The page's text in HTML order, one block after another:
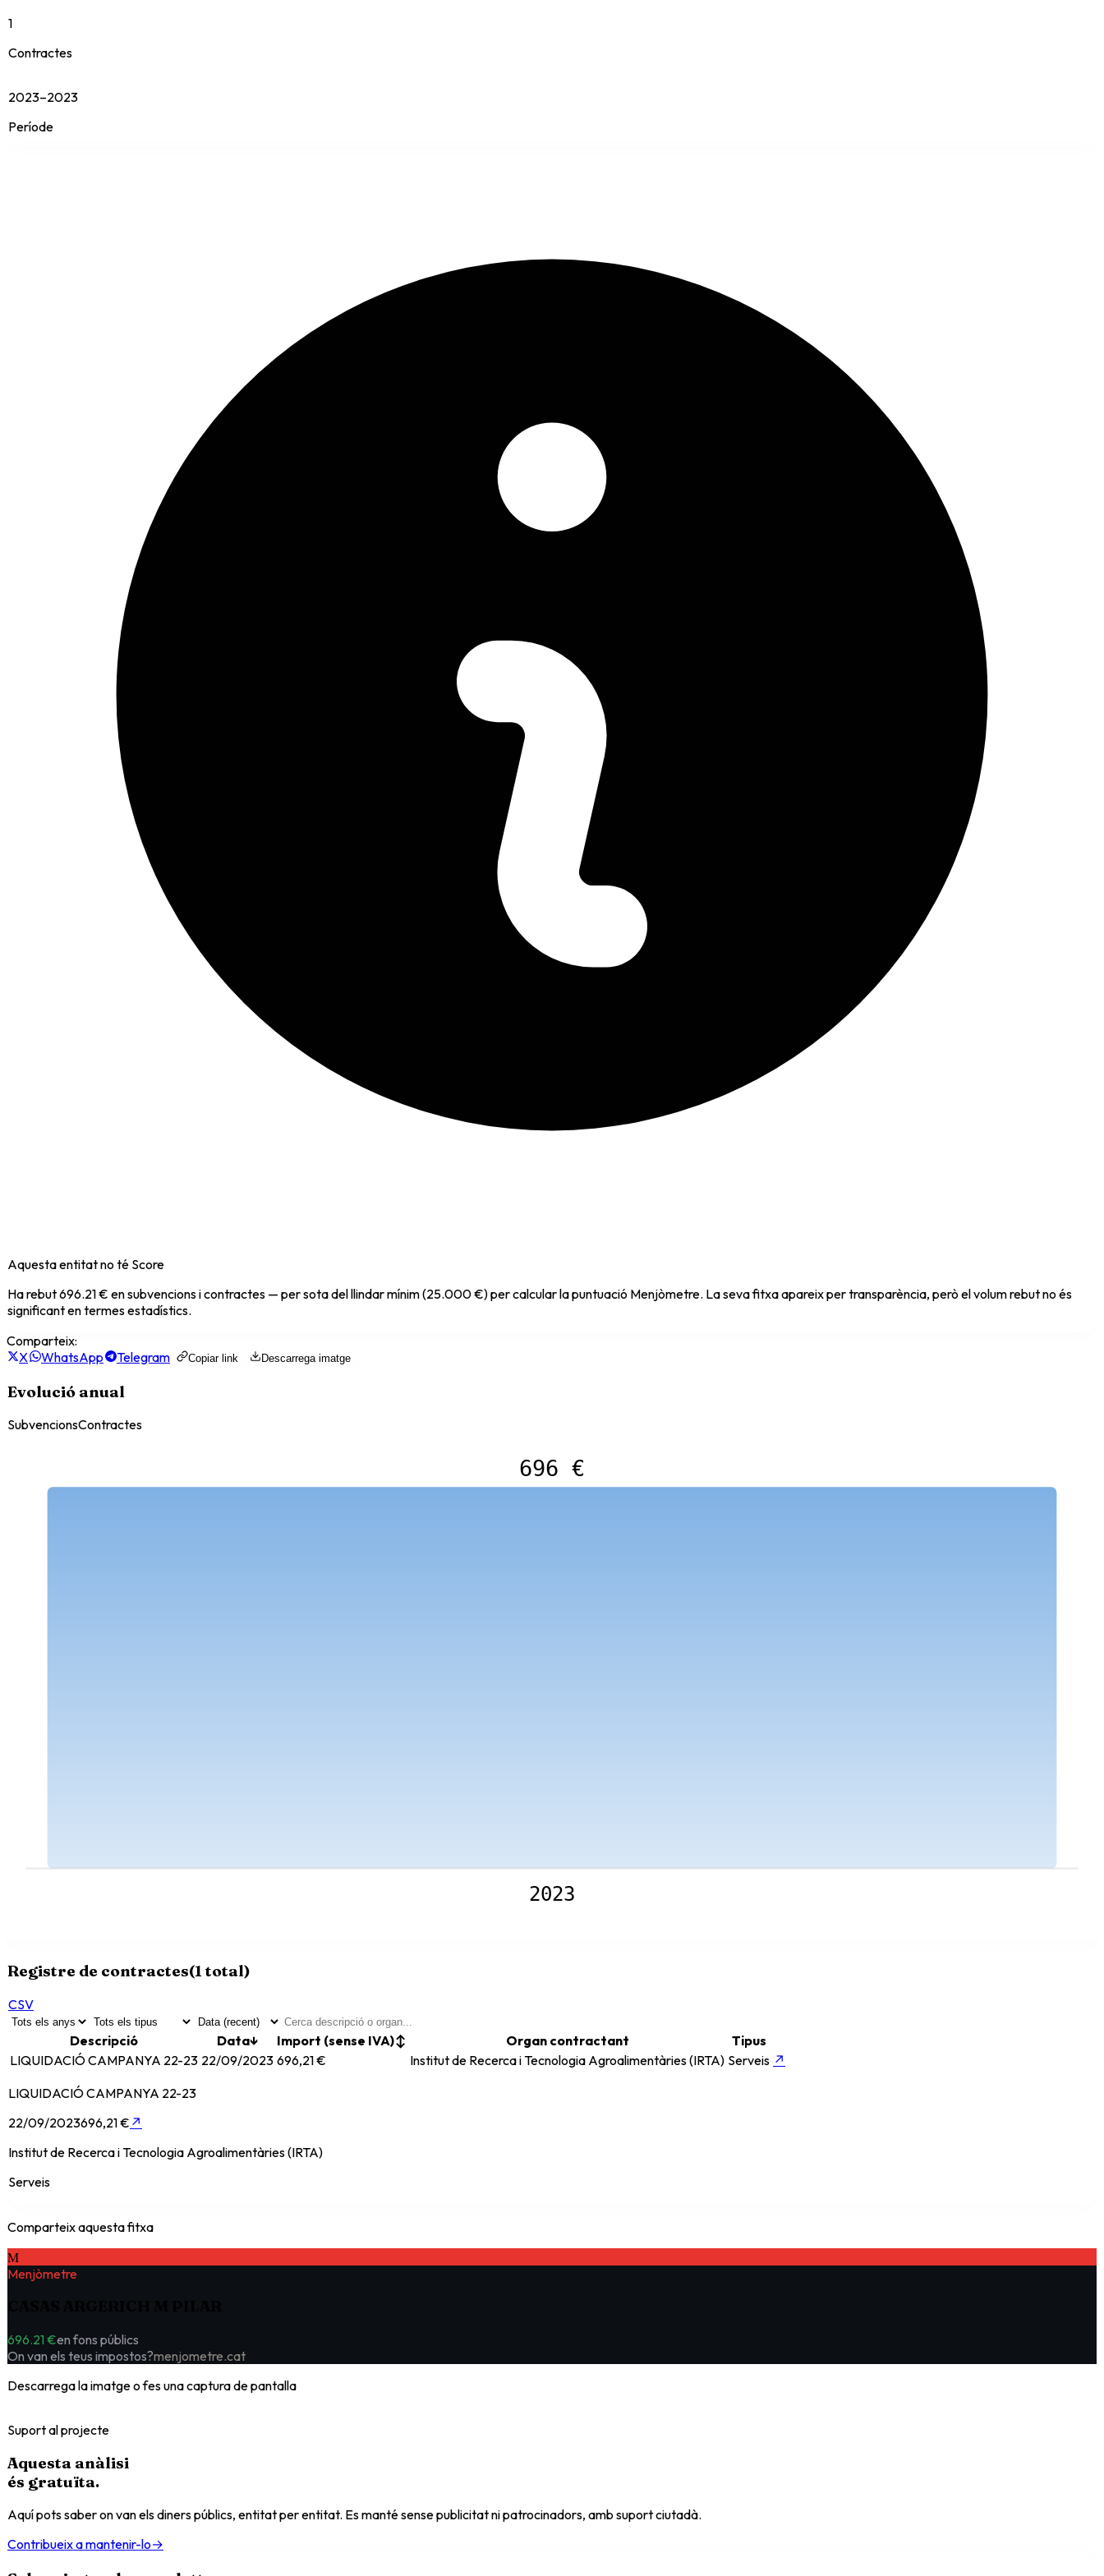
1
Contractes
2023–2023
Període
Aquesta entitat no té Score
Ha rebut696.21 € en subvencions i contractes — per sota del llindar mínim (25.000 €) per calcular la puntuació Menjòmetre. La seva fitxa apareix per transparència, però el volum rebut no és
significant en termes estadístics.
Comparteix:
X
WhatsApp Telegram Copiar link Descarrega imatge
Evolució anual
SubvencionsContractes
696 €
2023
Registre de contractes(1total)
CSV
Descripció Data↓ Import (sense IVA)↕ Organ contractant
Tipus
LIQUIDACIÓ CAMPANYA 22-23 22/09/2023 696,21 € Institut de Recerca i Tecnologia Agroalimentàries (IRTA) Serveis ↗
LIQUIDACIÓ CAMPANYA 22-23
22/09/2023696,21 € ↗
Institut de Recerca i Tecnologia Agroalimentàries (IRTA)
Serveis
Comparteix aquesta fitxa
M
Menjòmetre
696.21 €en fons públics
On van els teus impostos?menjometre.cat
Descarrega la imatge o fes una captura de pantalla
Suport al projecte
Aquesta anàlisi
és gratuïta.
Aquí pots saber on van els diners públics, entitat per entitat. Es manté sense publicitat ni patrocinadors, amb suport ciutadà.
Contribueix a mantenir-lo→